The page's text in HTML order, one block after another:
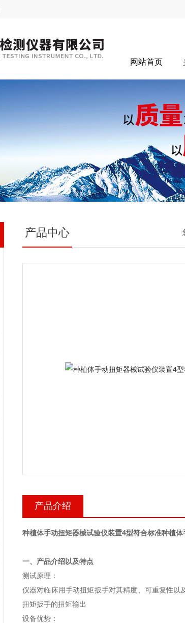
网站首页
产品中心
产品介绍
种植体手动扭矩器械试验仪装置4型符合标准种植体
‌一、产品介绍以及特点
测试原理：
仪器对临床用手动扭矩扳手对其精度、可重复性
扭矩扳手的扭矩输出‌
设备优势：